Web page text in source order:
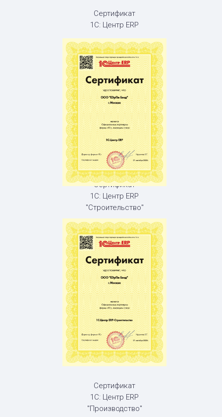
Сертификат
1С: Центр ERP
"Производство"
Сертификат
1С: Центр ERP
Сертификат
1С: Центр ERP
"Строительство"